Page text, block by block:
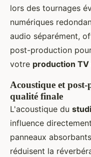
lors des tournages
numériques
audio séparément,
post-production
votre production
Acoustique et
qualité finale
L'acoustique du
influence
panneaux
réduisent la